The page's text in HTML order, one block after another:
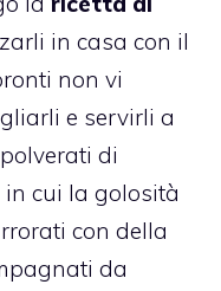
in casa con il
non vi
e servirli a
di
in cui la golosità
con della
da